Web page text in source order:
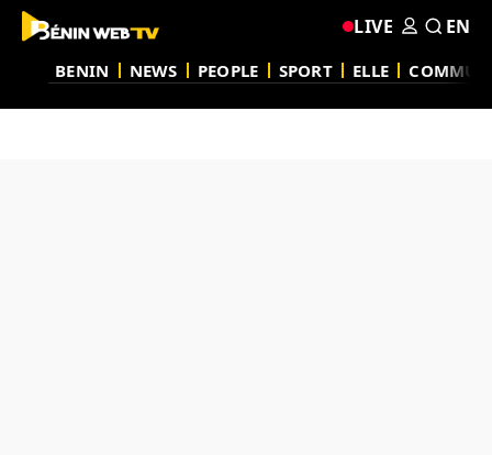
BENIN NEWS PEOPLE SPORT ELLE
LIVE EN